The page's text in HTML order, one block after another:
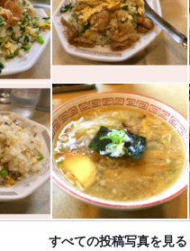
すべての投稿写真を見る